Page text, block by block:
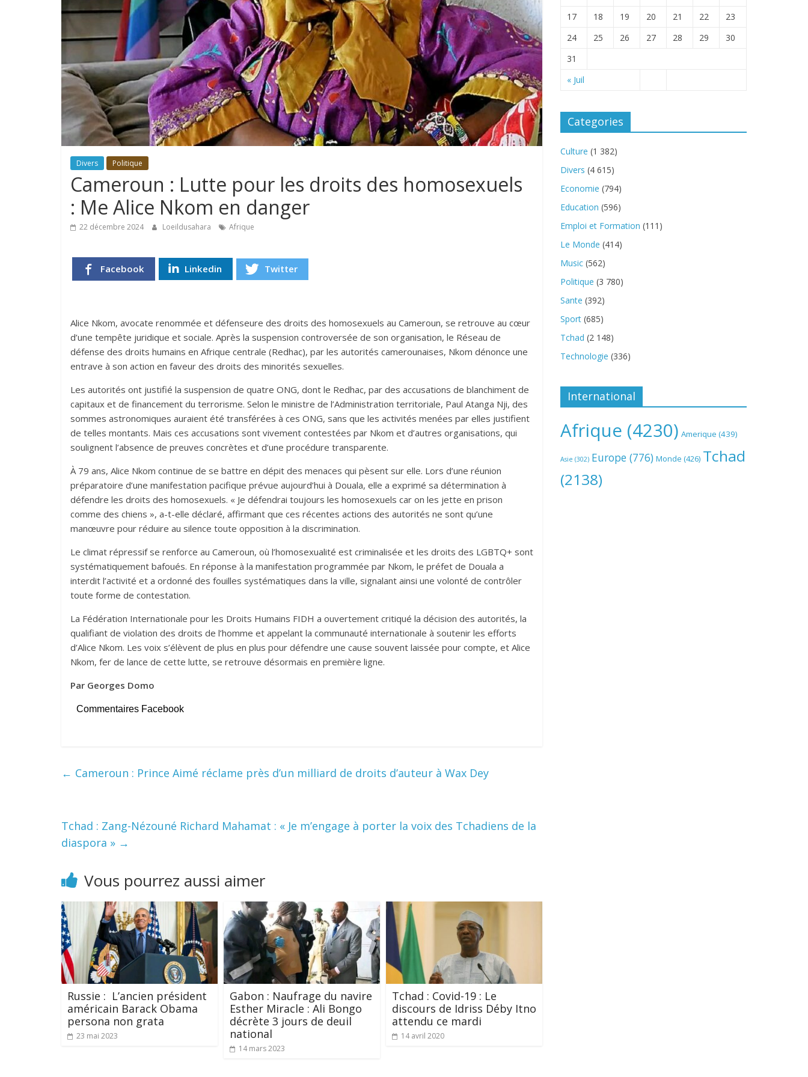
Divers Politique
Cameroun : Lutte pour les droits des homosexuels
: Me Alice Nkom en danger
22 décembre 2024 Loeildusahara Afrique
Facebook Linkedin Twitter
Alice Nkom, avocate renommée et défenseure des droits des homosexuels au Cameroun, se retrouve au cœur
d’une tempête juridique et sociale. Après la suspension controversée de son organisation, le Réseau de
défense des droits humains en Afrique centrale (Redhac), par les autorités camerounaises, Nkom dénonce une
entrave à son action en faveur des droits des minorités sexuelles.
Les autorités ont justifié la suspension de quatre ONG, dont le Redhac, par des accusations de blanchiment de
capitaux et de financement du terrorisme. Selon le ministre de l’Administration territoriale, Paul Atanga Nji, des
sommes astronomiques auraient été transférées à ces ONG, sans que les activités menées par elles justifient
de telles montants. Mais ces accusations sont vivement contestées par Nkom et d’autres organisations, qui
soulignent l’absence de preuves concrètes et d’une procédure transparente.
À 79 ans, Alice Nkom continue de se battre en dépit des menaces qui pèsent sur elle. Lors d’une réunion
préparatoire d’une manifestation pacifique prévue aujourd’hui à Douala, elle a exprimé sa détermination à
défendre les droits des homosexuels. « Je défendrai toujours les homosexuels car on les jette en prison
comme des chiens », a-t-elle déclaré, affirmant que ces récentes actions des autorités ne sont qu’une
manœuvre pour réduire au silence toute opposition à la discrimination.
Le climat répressif se renforce au Cameroun, où l’homosexualité est criminalisée et les droits des LGBTQ+ sont
systématiquement bafoués. En réponse à la manifestation programmée par Nkom, le préfet de Douala a
interdit l’activité et a ordonné des fouilles systématiques dans la ville, signalant ainsi une volonté de contrôler
toute forme de contestation.
La Fédération Internationale pour les Droits Humains FIDH a ouvertement critiqué la décision des autorités, la
qualifiant de violation des droits de l’homme et appelant la communauté internationale à soutenir les efforts
d’Alice Nkom. Les voix s’élèvent de plus en plus pour défendre une cause souvent laissée pour compte, et Alice
Nkom, fer de lance de cette lutte, se retrouve désormais en première ligne.
Par Georges Domo
Commentaires Facebook
← Cameroun : Prince Aimé réclame près d’un milliard de droits d’auteur à Wax Dey
Tchad : Zang-Nézouné Richard Mahamat : « Je m’engage à porter la voix des Tchadiens de la
diaspora » →
Vous pourrez aussi aimer
Russie : L’ancien président
américain Barack Obama
persona non grata
23 mai 2023
Gabon : Naufrage du navire
Esther Miracle : Ali Bongo
décrète 3 jours de deuil
national
14 mars 2023
Tchad : Covid-19 : Le
discours de Idriss Déby Itno
attendu ce mardi
14 avril 2020
« Juil
17
18 19 20 21 22
23
24
25 26 27 28 29
30
31
Categories
Culture (1 382)
Divers (4 615)
Economie (794)
Education (596)
Emploi et Formation (111)
Le Monde (414)
Music (562)
Politique (3 780)
Sante (392)
Sport (685)
Tchad (2 148)
Technologie (336)
International
Afrique (4230) Amerique (439)
Asie (302) Europe (776) Monde (426) Tchad
(2138)